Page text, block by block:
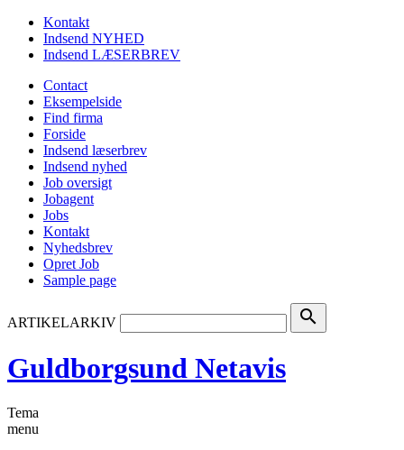
Kontakt
Indsend NYHED
Indsend LÆSERBREV
Contact
Eksempelside
Find firma
Forside
Indsend læserbrev
Indsend nyhed
Job oversigt
Jobagent
Jobs
Kontakt
Nyhedsbrev
Opret Job
Sample page
ARTIKELARKIV search
Guldborgsund Netavis
Tema
menu